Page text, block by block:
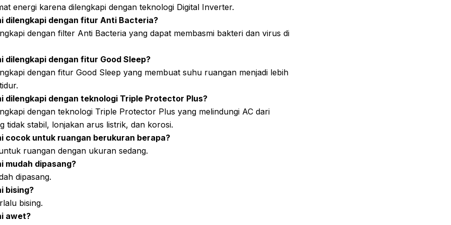
energi karena dilengkapi dengan teknologi Digital Inverter.
dilengkapi dengan fitur Anti Bacteria?
dengan filter Anti Bacteria yang dapat membasmi bakteri dan virus di
dilengkapi dengan fitur Good Sleep?
dengan fitur Good Sleep yang membuat suhu ruangan menjadi lebih
dilengkapi dengan teknologi Triple Protector Plus?
dengan teknologi Triple Protector Plus yang melindungi AC dari
tidak stabil, lonjakan arus listrik, dan korosi.
cocok untuk ruangan berukuran berapa?
ruangan dengan ukuran sedang.
mudah dipasang?
dipasang.
bising?
bising.
awet?